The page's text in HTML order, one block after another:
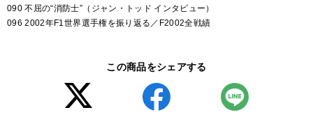
090 不屈の“消防士”（ジャン・トッド インタビュー）
096 2002年F1世界選手権を振り返る／F2002全戦績
この商品をシェアする